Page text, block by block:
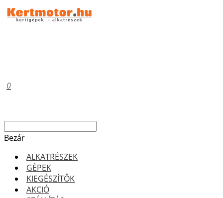
0
Bezár
ALKATRÉSZEK
GÉPEK
KIEGÉSZÍTŐK
AKCIÓ